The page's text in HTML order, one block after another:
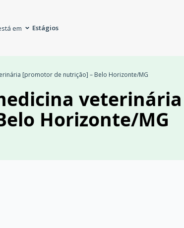
em Estágios
[promotor de nutrição] – Belo Horizonte/MG
Horizonte/MG